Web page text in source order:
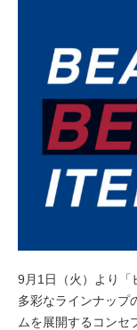
9月1日（火）より「
多彩なラインナップ
ムを展開するコンセ